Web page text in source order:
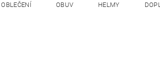
OBLEČENÍ OBUV HELMY